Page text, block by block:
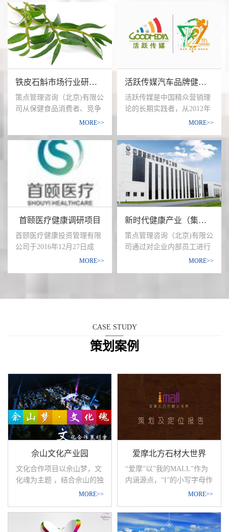
业，是中国节能环保领域最
大的科技型服务型产业集
团。2010年3月，经国务院
批准，中国节能投资公司与
中国新时代控股（集团）公
司实施联合重组，公司更名
并将中国节能环保集团公司
作为重组后的母公司。中节
能工业节能有限公司（以下
决方案提供商，在项目投融
资、工程建设、运营管理、
技术研发、系统集成、核心
装备制造等方面具有卓越的
专业化能力。
前，一汽原有的经销商大约
在240家左右。随着一大批
经销商的舍弃和更新，2011
年底，一汽通用的轻卡经销
铁皮石斛市场行业研究项目
策点管理咨询（北京)有限公
司从保健食品消费者、竞争
企业两个角度进行铁皮石斛
究：
采用定性座谈会、定性深
访、定量问卷相结合的方
法，了解保健食品消费者的
保健食品认知、购买行为、
品牌需求，并测试消费者对
MORE>>
活跃传媒汽车品牌健身房广告效果研究
活跃传媒是中国精众营销理
论的长期实践者，从2012年
开始，活跃传媒已经凭借中
的精众创新营销平台，成为
“中国第一精众营销服务提供
商”，目前，已覆盖了以北
京、上海、广州、深圳为辐
射中心的全国35个重点消费
城市中的2478家中高端健身
架、震撼创意异型、植入型
产品体验以及参与互动式线
下活动在内的立体营销通
MORE>>
首颐医疗健康调研项目
首颐医疗健康投资管理有限
公司于2016年12月27日成
立，公司经营范围包括：投
MORE>>
新时代健康产业（集团）有限公司
策点管理咨询（北京)有限公
司通过对企业内部员工进行
问卷链接推送填写，全面了
方向。同时，通过与前两年
以及不同单位之间的横向对
MORE>>
CASE STUDY
策划案例
佘山文化产业园
文化合作项目以佘山梦，文
化魂为主题 ，结合佘山的独
特人文环境，打造具有佘山
产品”，把佘山高精英居
民、松江大学城在校学生、
MORE>>
爱摩北方石材大世界
“爱摩”以”我的MALL”作为
内涵源点，“I”的小写字母作
为造型发想，体现其时尚和
财富之泉溅起的一串时尚水
珠，形简而意赅；同时
MORE>>